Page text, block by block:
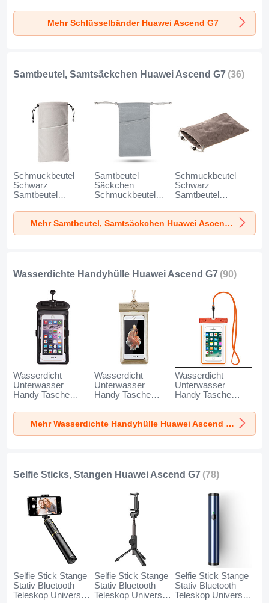
für Huawei Ascend
Huawei Ascend G7
Schwarz
Schwarz
Mehr Schlüsselbänder Huawei Ascend G7
Samtbeutel, Samtsäckchen Huawei Ascend G7 (36)
Schmuckbeutel
Schwarz
Samtbeutel
Universal K02 für
Huawei Ascend G7
Grau
Samtbeutel
Säckchen
Schmuckbeutel
für Huawei Ascend
G7 Grau
Schmuckbeutel
Schwarz
Samtbeutel
Universal S05 für
Huawei Ascend G7
Braun
Mehr Samtbeutel, Samtsäckchen Huawei Ascend G7
Wasserdichte Handyhülle Huawei Ascend G7 (90)
Wasserdicht
Unterwasser
Handy Tasche
Huawei Ascend G7
Schwarz
Wasserdicht
Unterwasser
Handy Tasche
Huawei Ascend G7
Gold
Wasserdicht
Unterwasser
Handy Tasche
Huawei Ascend G7
Orange
Mehr Wasserdichte Handyhülle Huawei Ascend G7
Selfie Sticks, Stangen Huawei Ascend G7 (78)
Selfie Stick Stange
Stativ Bluetooth
Teleskop Universal
Selfie Stick Stange
Stativ Bluetooth
Teleskop Universal
Selfie Stick Stange
Stativ Bluetooth
Teleskop Universal